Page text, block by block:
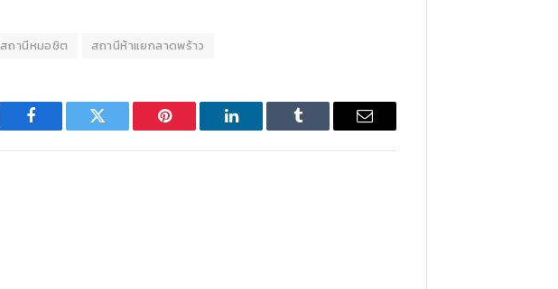
สถานีหมอชิต สถานีห้าแยกลาดพร้าว
Facebook Twitter Pinterest LinkedIn Tumblr Email